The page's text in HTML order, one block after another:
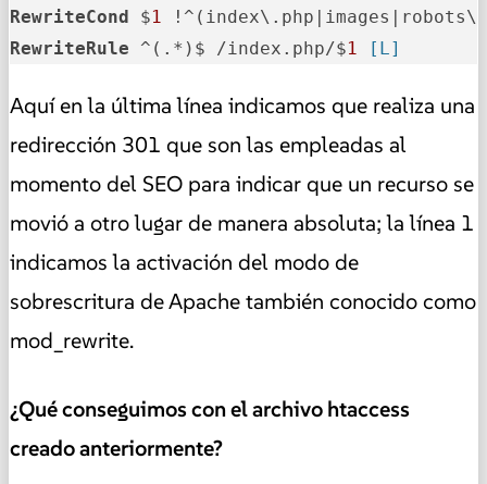
RewriteCond
$1
RewriteRule ^(.*)$ /index.php/$1 [L]
Aquí en la última línea indicamos que realiza una
redirección 301 que son las empleadas al
momento del SEO para indicar que un recurso se
movió a otro lugar de manera absoluta; la línea 1
indicamos la activación del modo de
sobrescritura de Apache también conocido como
mod_rewrite.
¿Qué conseguimos con el archivo htaccess
creado anteriormente?